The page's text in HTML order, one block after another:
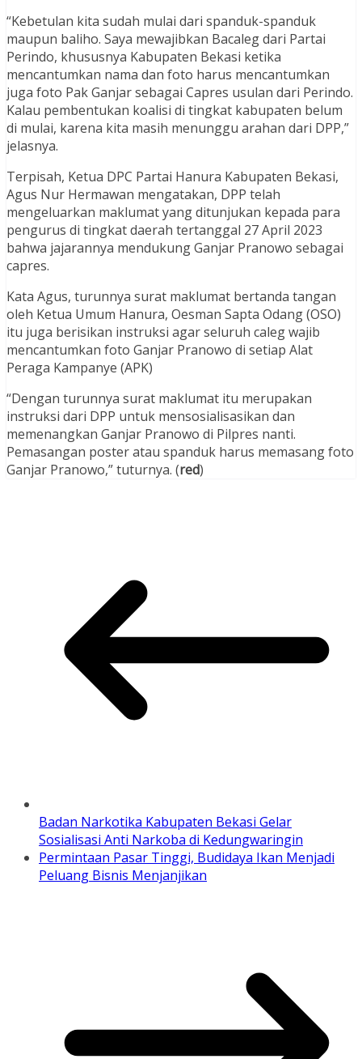
“Kebetulan kita sudah mulai dari spanduk-spanduk
maupun baliho. Saya mewajibkan Bacaleg dari Partai
Perindo, khususnya Kabupaten Bekasi ketika
mencantumkan nama dan foto harus mencantumkan
juga foto Pak Ganjar sebagai Capres usulan dari Perindo.
Kalau pembentukan koalisi di tingkat kabupaten belum
di mulai, karena kita masih menunggu arahan dari DPP,”
jelasnya.
Terpisah, Ketua DPC Partai Hanura Kabupaten Bekasi,
Agus Nur Hermawan mengatakan, DPP telah
mengeluarkan maklumat yang ditunjukan kepada para
pengurus di tingkat daerah tertanggal 27 April 2023
bahwa jajarannya mendukung Ganjar Pranowo sebagai
capres.
Kata Agus, turunnya surat maklumat bertanda tangan
oleh Ketua Umum Hanura, Oesman Sapta Odang (OSO)
itu juga berisikan instruksi agar seluruh caleg wajib
mencantumkan foto Ganjar Pranowo di setiap Alat
Peraga Kampanye (APK)
“Dengan turunnya surat maklumat itu merupakan
instruksi dari DPP untuk mensosialisasikan dan
memenangkan Ganjar Pranowo di Pilpres nanti.
Pemasangan poster atau spanduk harus memasang foto
Ganjar Pranowo,” tuturnya. (red)
Badan Narkotika Kabupaten Bekasi Gelar
Sosialisasi Anti Narkoba di Kedungwaringin
Permintaan Pasar Tinggi, Budidaya Ikan Menjadi
Peluang Bisnis Menjanjikan